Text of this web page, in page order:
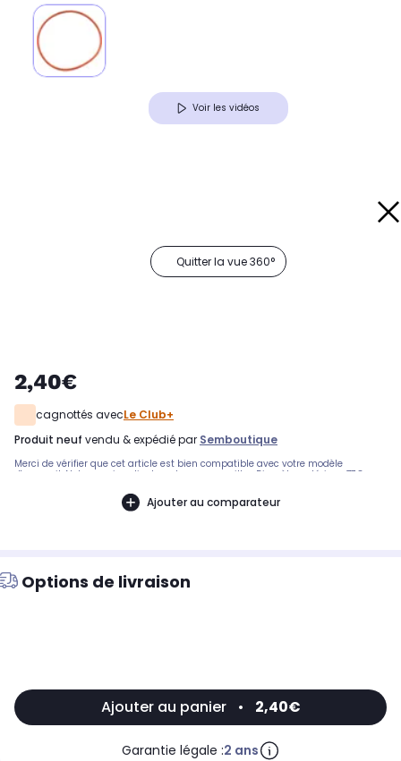
Voir les vidéos
Quitter la vue 360°
2,40€
cagnottés avecLe Club+
produit neuf vendu & expédié par Semboutique
Merci de vérifier que cet article est bien compatible avec votre modèle
d'appareil. Notre service client peut vous conseiller. Diamètre extérieur: 77,8 mm
marques : DELONGHI.Compatible avec le modèle suivant : DELONGHI: BCO120
Ajouter au comparateur
Options de livraison
Ajouter au panier • 2,40€
Garantie légale :2 ans